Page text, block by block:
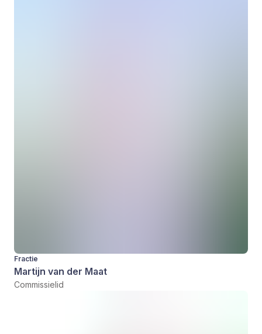
Fractie
Martijn van der Maat
Commissielid